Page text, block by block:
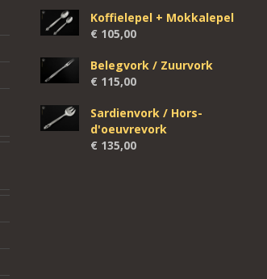
Koffielepel + Mokkalepel
€ 105,00
Belegvork / Zuurvork
€ 115,00
Sardienvork / Hors-
d'oeuvrevork
€ 135,00